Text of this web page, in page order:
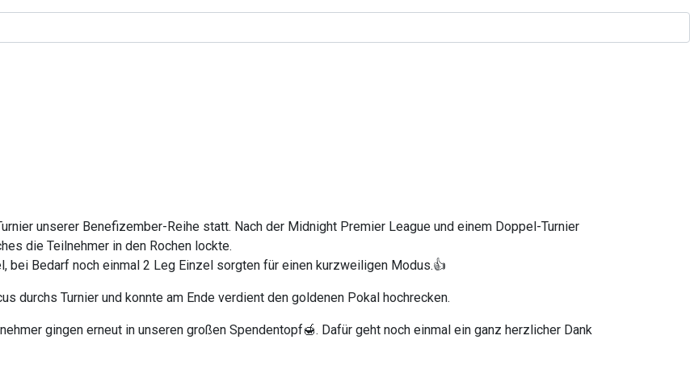
unserer Benefizember-Reihe statt. Nach der Midnight Premier League und einem Doppel-Turnier
die Teilnehmer in den Rochen lockte.
Bedarf noch einmal 2 Leg Einzel sorgten für einen kurzweiligen Modus.👍
durchs Turnier und konnte am Ende verdient den goldenen Pokal hochrecken.
gingen erneut in unseren großen Spendentopf🍯. Dafür geht noch einmal ein ganz herzlicher Dank